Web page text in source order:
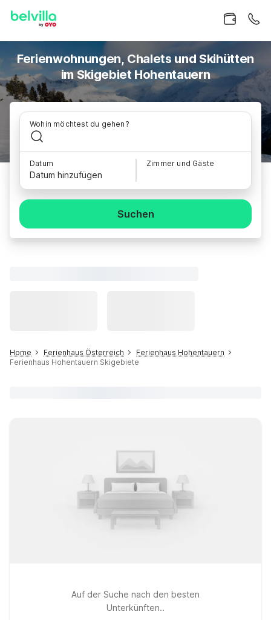
Ferienwohnungen, Chalets und Skihütten
im Skigebiet Hohentauern
Wohin möchtest du gehen?
Datum
Datum hinzufügen
Zimmer und Gäste
Suchen
Home Ferienhaus Österreich
Ferienhaus Hohentauern
Ferienhaus Hohentauern Skigebiete
Auf der Suche nach den besten
Unterkünften..